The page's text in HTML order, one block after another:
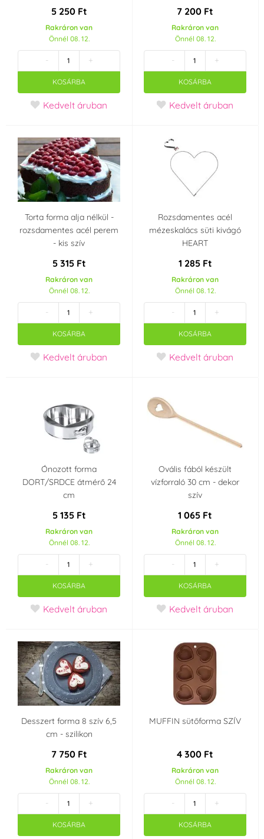
(0) (0)
Modecor (0) OFI Česko (0)
Patisse (0) PME
Rosa Viacava de
Ortega Designs
(RVO) (0)
Siliconflex (0)
Silikomart (2) Smart Cook (0)
Smolík (0) Städter (0)
SvětCukrářů.cz UNIQUE (0)
Wilton (0)
Szöglet
Angyal (0) (0)
Virág
Szín
Fehér (0) Bézs (0)
Fekete Piros
Lila (0) Barna (0)
Kék (0) Narancssárga (0)
Rózsaszín (0) Ezüst (0)
Szürke (0) Zöld (0)
Fa (1) Alumínium (0)
Kerámia (0) (2)
5 250 Ft
Rakráron van
Önnél 08. 12.
- +
KOSÁRBA
Kedvelt áruban
7 200 Ft
Rakráron van
Önnél 08. 12.
- +
KOSÁRBA
Kedvelt áruban
Torta forma alja nélkül -
rozsdamentes acél perem
- kis szív
5 315 Ft
Rakráron van
Önnél 08. 12.
- +
KOSÁRBA
Kedvelt áruban
Rozsdamentes acél
mézeskalács süti kivágó
HEART
1 285 Ft
Rakráron van
Önnél 08. 12.
- +
KOSÁRBA
Kedvelt áruban
Ónozott forma
DORT/SRDCE átmérő 24
cm
5 135 Ft
Rakráron van
Önnél 08. 12.
- +
KOSÁRBA
Kedvelt áruban
Ovális fából készült
vízforraló 30 cm - dekor
szív
1 065 Ft
Rakráron van
Önnél 08. 12.
- +
KOSÁRBA
Kedvelt áruban
Desszert forma 8 szív 6,5
cm - szilikon
7 750 Ft
Rakráron van
Önnél 08. 12.
- +
KOSÁRBA
MUFFIN sütőforma SZÍV
4 300 Ft
Rakráron van
Önnél 08. 12.
- +
KOSÁRBA